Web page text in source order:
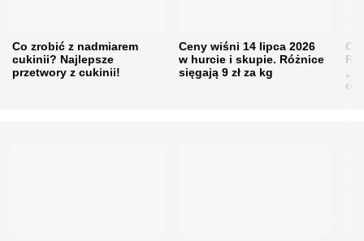
Co zrobić z nadmiarem
cukinii? Najlepsze
przetwory z cukinii!
Ceny wiśni 14 lipca 2026
w hurcie i skupie. Różnice
sięgają 9 zł za kg